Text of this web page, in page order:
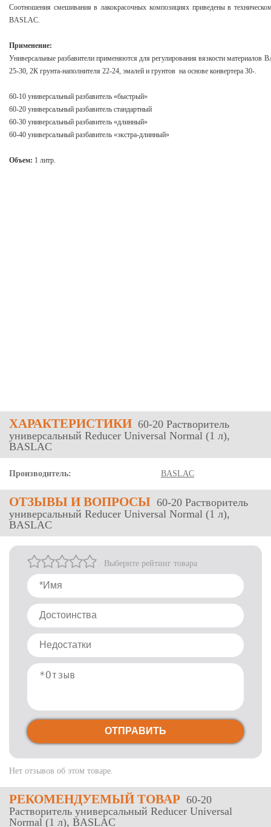
Соотношения смешивания в лакокрасочных композициях приведены в
BASLAC.
Применение:
Универсальные разбавители применяются для регулирования вязкости
25-30, 2К грунта-наполнителя 22-24, эмалей и грунтов на основе конвертера 30-.
60-10 универсальный разбавитель «быстрый»
60-20 универсальный разбавитель стандартный
60-30 универсальный разбавитель «длинный»
60-40 универсальный разбавитель «экстра-длинный»
Объем: 1 литр.
ХАРАКТЕРИСТИКИ 60-20 Растворитель
универсальный Reducer Universal Normal (1 л),
BASLAC
Производитель: BASLAC
ОТЗЫВЫ И ВОПРОСЫ 60-20 Растворитель
универсальный Reducer Universal Normal (1 л),
BASLAC
Нет отзывов об этом товаре.
Выберите рейтинг товара
ОТПРАВИТЬ
РЕКОМЕНДУЕМЫЙ ТОВАР 60-20
Растворитель универсальный Reducer Universal
Normal (1 л), BASLAC